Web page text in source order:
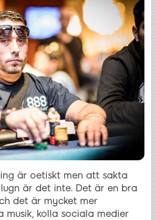
är oetiskt men att sakta
är det inte. Det är en bra
det är mycket mer
kolla sociala medier